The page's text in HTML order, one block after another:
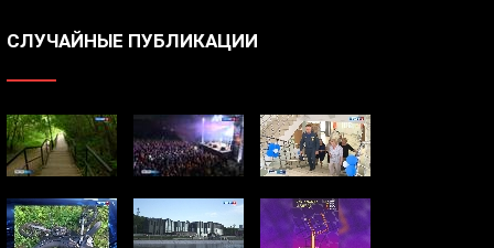
СЛУЧАЙНЫЕ ПУБЛИКАЦИИ